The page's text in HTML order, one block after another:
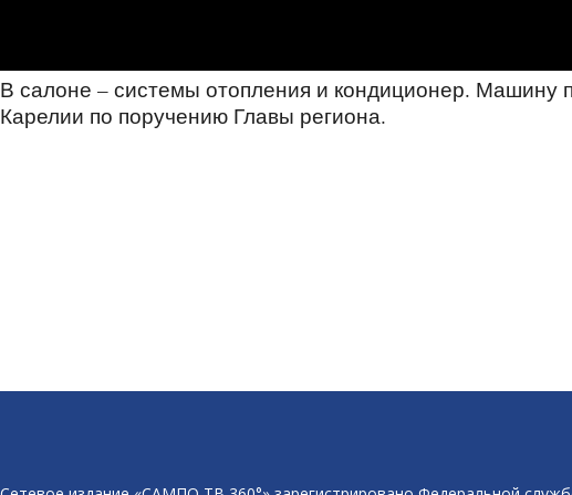
В салоне – системы отопления и кондиционер. Машину
Карелии по поручению Главы региона.